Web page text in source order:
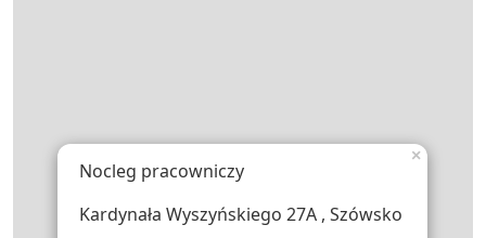
Nocleg pracowniczy
Kardynała Wyszyńskiego 27A , Szówsko
×